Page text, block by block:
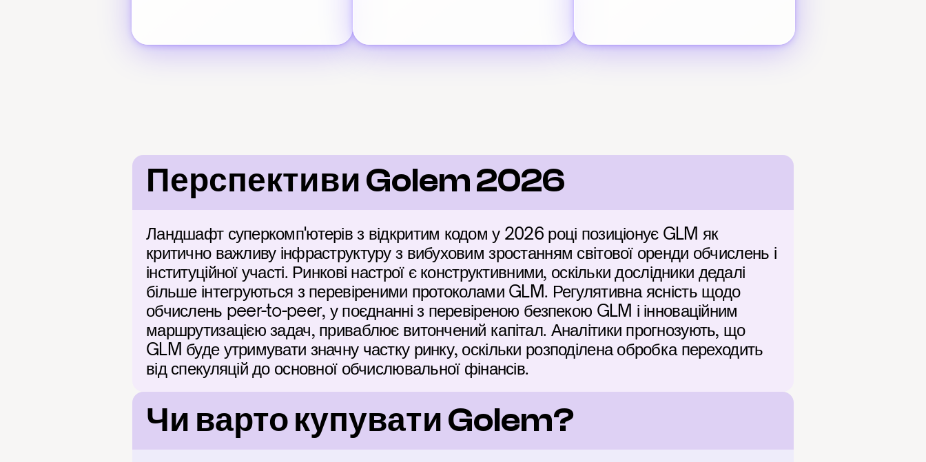
Перспективи Golem 2026
Ландшафт суперкомп'ютерів з відкритим кодом у 2026 році позиціонує GLM як
критично важливу інфраструктуру з вибуховим зростанням світової оренди обчислень і
інституційної участі. Ринкові настрої є конструктивними, оскільки дослідники дедалі
більше інтегруються з перевіреними протоколами GLM. Регулятивна ясність щодо
обчислень peer-to-peer, у поєднанні з перевіреною безпекою GLM і інноваційним
маршрутизацією задач, приваблює витончений капітал. Аналітики прогнозують, що
GLM буде утримувати значну частку ринку, оскільки розподілена обробка переходить
від спекуляцій до основної обчислювальної фінансів.
Чи варто купувати Golem?